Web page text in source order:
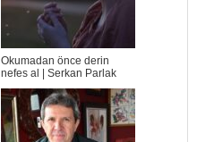
Okumadan önce derin
nefes al | Serkan Parlak